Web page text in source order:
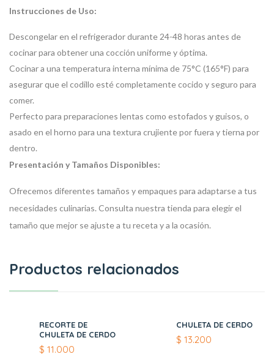
Instrucciones de Uso:
Descongelar en el refrigerador durante 24-48 horas antes de
cocinar para obtener una cocción uniforme y óptima.
Cocinar a una temperatura interna mínima de 75°C (165°F) para
asegurar que el codillo esté completamente cocido y seguro para
comer.
Perfecto para preparaciones lentas como estofados y guisos, o
asado en el horno para una textura crujiente por fuera y tierna por
dentro.
Presentación y Tamaños Disponibles:
Ofrecemos diferentes tamaños y empaques para adaptarse a tus
necesidades culinarias. Consulta nuestra tienda para elegir el
tamaño que mejor se ajuste a tu receta y a la ocasión.
Productos relacionados
RECORTE DE
CHULETA DE CERDO
$ 11.000
CHULETA DE CERDO
$ 13.200